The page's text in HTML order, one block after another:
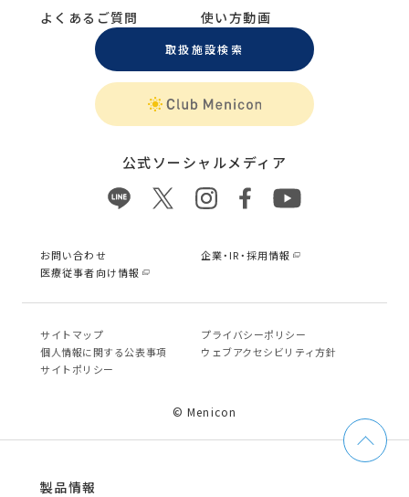
よくあるご質問 使い方動画
取扱施設検索
公式ソーシャルメディア
お問い合わせ
企業・IR・採用情報
医療従事者向け情報
サイトマップ
プライバシーポリシー
個⼈情報に関する公表事項
ウェブアクセシビリティ方針
サイトポリシー
© Menicon
製品情報